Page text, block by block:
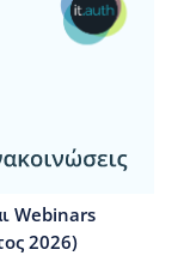
Webinars
2026)